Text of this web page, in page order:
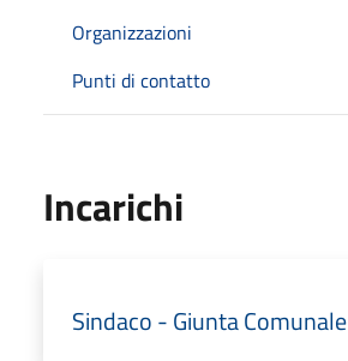
Organizzazioni
Punti di contatto
Incarichi
Sindaco - Giunta Comunale